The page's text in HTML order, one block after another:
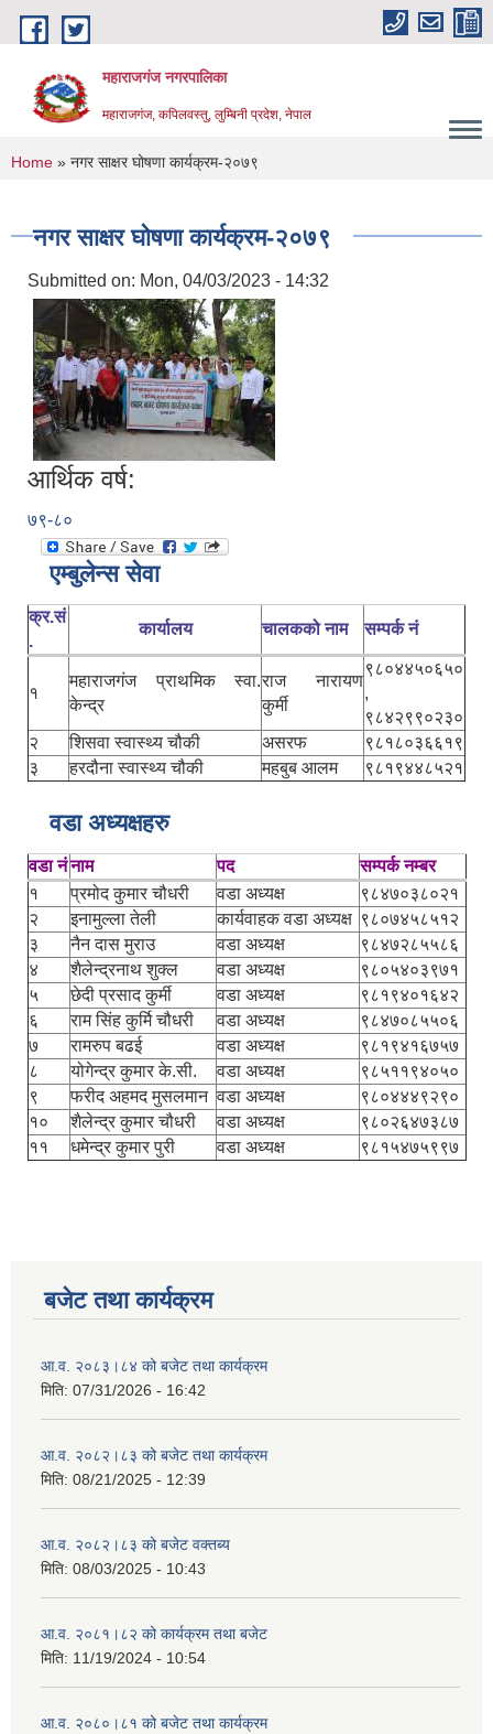
Skip to main content
महाराजगंज नगरपालिका
महाराजगंज, कपिलवस्तु, लुम्बिनी प्रदेश, नेपाल
You are here
Home » नगर साक्षर घोषणा कार्यक्रम-२०७९
नगर साक्षर घोषणा कार्यक्रम-२०७९
Submitted on: Mon, 04/03/2023 - 14:32
आर्थिक वर्ष:
७९-८०
एम्बुलेन्स सेवा
क्र.सं
.
कार्यालय चालकको नाम सम्पर्क नं
१
महाराजगंज प्राथमिक स्वा.
केन्द्र
राज नारायण
कुर्मी
९८०४४५०६५०
,
९८४२९९०२३०
२
शिसवा स्वास्थ्य चौकी असरफ
९८१८०३६६१९
३
हरदौना स्वास्थ्य चौकी महबुब आलम ९८१९४४८५२१
वडा अध्यक्षहरु
वडा नंनाम पद
सम्पर्क नम्बर
१
प्रमोद कुमार चौधरी वडा अध्यक्ष
९८४७०३८०२१
२
इनामुल्ला तेली कार्यवाहक वडा अध्यक्ष ९८०७४५८५१२
३
नैन दास मुराउ वडा अध्यक्ष
९८४७२८५५८६
४
शैलेन्द्रनाथ शुक्ल वडा अध्यक्ष
९८०५४०३९७१
५
छेदी प्रसाद कुर्मी वडा अध्यक्ष
९८१९४०१६४२
६
राम सिंह कुर्मि चौधरी वडा अध्यक्ष
९८४७०८५५०६
७
रामरुप बढई वडा अध्यक्ष
९८१९४१६७५७
८
योगेन्द्र कुमार के.सी. वडा अध्यक्ष
९८५११९४०५०
९
फरीद अहमद मुसलमान वडा अध्यक्ष
९८०४४४९२९०
१०
शैलेन्द्र कुमार चौधरी वडा अध्यक्ष
९८०२६४७३८७
११
धमेन्द्र कुमार पुरी वडा अध्यक्ष ९८१५४७५९९७
बजेट तथा कार्यक्रम
आ.व. २०८३।८४ को बजेट तथा कार्यक्रम
मिति: 07/31/2026 - 16:42
आ.व. २०८२।८३ को बजेट तथा कार्यक्रम
मिति: 08/21/2025 - 12:39
आ.व. २०८२।८३ को बजेट वक्तब्य
मिति: 08/03/2025 - 10:43
आ.व. २०८१।८२ को कार्यक्रम तथा बजेट
मिति: 11/19/2024 - 10:54
आ.व. २०८०।८१ को बजेट तथा कार्यक्रम